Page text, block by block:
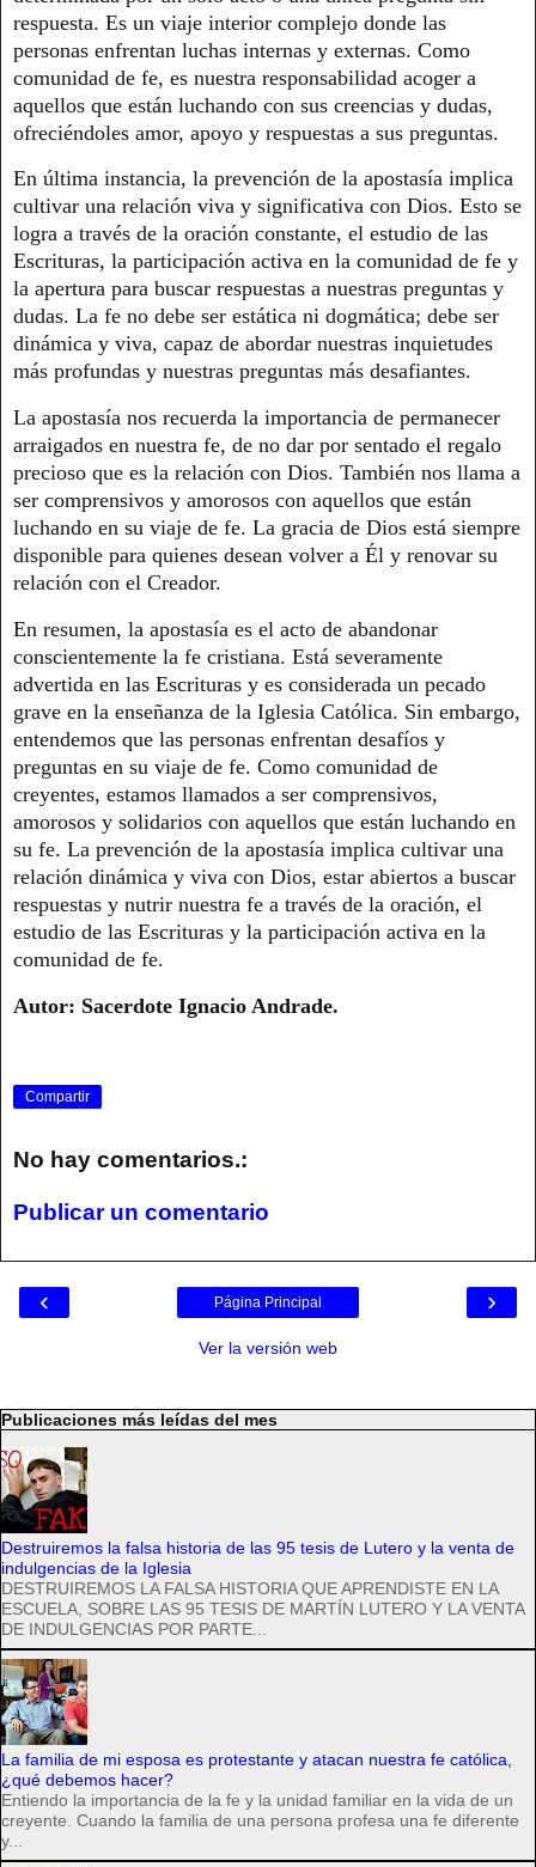
respuesta. Es un viaje interior complejo donde las
personas enfrentan luchas internas y externas. Como
comunidad de fe, es nuestra responsabilidad acoger a
aquellos que están luchando con sus creencias y dudas,
ofreciéndoles amor, apoyo y respuestas a sus preguntas.
En última instancia, la prevención de la apostasía implica
cultivar una relación viva y significativa con Dios. Esto se
logra a través de la oración constante, el estudio de las
Escrituras, la participación activa en la comunidad de fe y
la apertura para buscar respuestas a nuestras preguntas y
dudas. La fe no debe ser estática ni dogmática; debe ser
dinámica y viva, capaz de abordar nuestras inquietudes
más profundas y nuestras preguntas más desafiantes.
La apostasía nos recuerda la importancia de permanecer
arraigados en nuestra fe, de no dar por sentado el regalo
precioso que es la relación con Dios. También nos llama a
ser comprensivos y amorosos con aquellos que están
luchando en su viaje de fe. La gracia de Dios está siempre
disponible para quienes desean volver a Él y renovar su
relación con el Creador.
En resumen, la apostasía es el acto de abandonar
conscientemente la fe cristiana. Está severamente
advertida en las Escrituras y es considerada un pecado
grave en la enseñanza de la Iglesia Católica. Sin embargo,
entendemos que las personas enfrentan desafíos y
preguntas en su viaje de fe. Como comunidad de
creyentes, estamos llamados a ser comprensivos,
amorosos y solidarios con aquellos que están luchando en
su fe. La prevención de la apostasía implica cultivar una
relación dinámica y viva con Dios, estar abiertos a buscar
respuestas y nutrir nuestra fe a través de la oración, el
estudio de las Escrituras y la participación activa en la
comunidad de fe.
Autor: Sacerdote Ignacio Andrade.
Compartir
No hay comentarios.:
Publicar un comentario
‹ ›
Página Principal
Ver la versión web
Publicaciones más leídas del mes
Destruiremos la falsa historia de las 95 tesis de Lutero y la venta de
indulgencias de la Iglesia
DESTRUIREMOS LA FALSA HISTORIA QUE APRENDISTE EN LA
ESCUELA, SOBRE LAS 95 TESIS DE MARTÍN LUTERO Y LA VENTA
DE INDULGENCIAS POR PARTE...
La familia de mi esposa es protestante y atacan nuestra fe católica,
¿qué debemos hacer?
Entiendo la importancia de la fe y la unidad familiar en la vida de un
creyente. Cuando la familia de una persona profesa una fe diferente
y...